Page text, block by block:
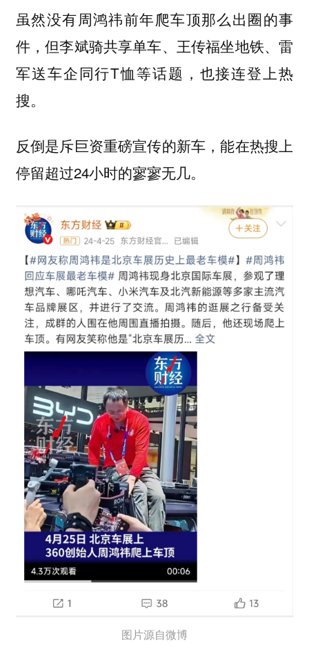
虽然没有周鸿祎前年爬车顶那么出圈的事
件，但李斌骑共享单车、王传福坐地铁、雷
军送车企同行T恤等话题，也接连登上热
搜。
反倒是斥巨资重磅宣传的新车，能在热搜上
停留超过24小时的寥寥无几。
图片源自微博